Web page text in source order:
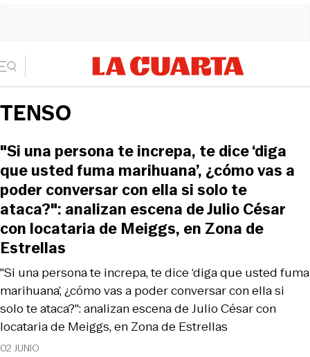
TENSO
02 JUNIO
"Si una persona te increpa, te dice ‘diga que usted fuma
marihuana’, ¿cómo vas a poder conversar con ella si
solo te ataca?": analizan escena de Julio César con
locataria de Meiggs, en Zona de Estrellas
"Si una persona te increpa, te dice ‘diga
que usted fuma marihuana’, ¿cómo vas a
poder conversar con ella si solo te
ataca?": analizan escena de Julio César
con locataria de Meiggs, en Zona de
Estrellas